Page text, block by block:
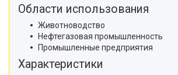
Области использования
Животноводство
Нефтегазовая промышленность
Промышленные предприятия
Характеристики